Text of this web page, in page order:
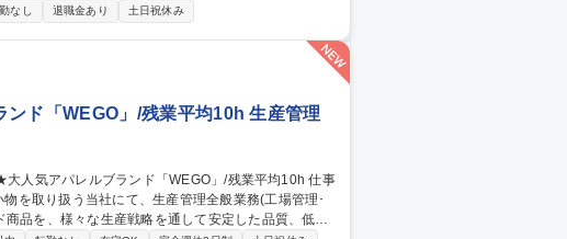
力】 ITILに基づいた大規模金融システムの運用業務
なし 退職金あり 土日祝休み
ンド「WEGO」/残業平均10h 生産管理
を取り扱う当社にて、生産管理全般業務(工場管理･